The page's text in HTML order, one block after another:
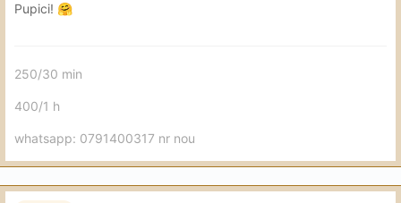
Pupici! 🤗
250/30 min
400/1 h
whatsapp: 0791400317 nr nou